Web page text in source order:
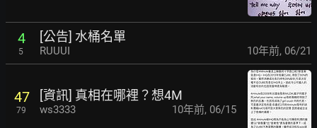
4
5
[公告] 水桶名單
RUUUI 10年前, 06/21
47
79
[資訊] 真相在哪裡？想4M
ws3333 10年前, 06/15